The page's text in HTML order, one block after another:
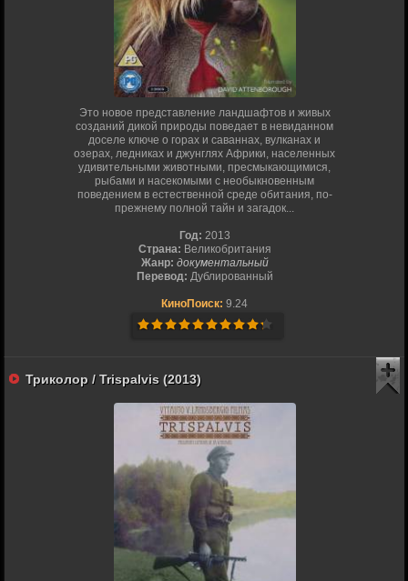
Это новое представление ландшафтов и живых
созданий дикой природы поведает в невиданном
доселе ключе о горах и саваннах, вулканах и
озерах, ледниках и джунглях Африки, населенных
удивительными животными, пресмыкающимися,
рыбами и насекомыми с необыкновенным
поведением в естественной среде обитания, по-
прежнему полной тайн и загадок...
Год: 2013
Страна: Великобритания
Жанр: документальный
Перевод: Дублированный
КиноПоиск: 9.24
Триколор / Trispalvis (2013)